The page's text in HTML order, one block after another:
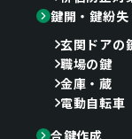
鍵開・鍵紛失
玄関ドアの
職場の鍵
金庫・蔵
電動自転車
合鍵作成